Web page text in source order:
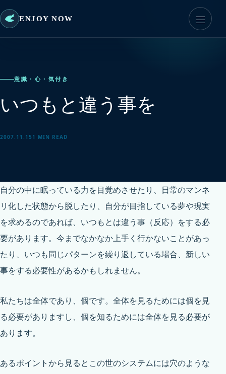
ENJOY NOW
意識・心・気付き
いつもと違う事を
2007.11.15 1 MIN READ
自分の中に眠っている力を目覚めさせたり、日常のマンネ
リ化した状態から脱したり、自分が目指している夢や現実
を求めるのであれば、いつもとは違う事（反応）をする必
要があります。今までなかなか上手く行かないことがあっ
たり、いつも同じパターンを繰り返している場合、新しい
事をする必要性があるかもしれません。
私たちは全体であり、個です。全体を見るためには個を見
る必要がありますし、個を知るためには全体を見る必要が
あります。
あるポイントから見るとこの世のシステムには穴のような